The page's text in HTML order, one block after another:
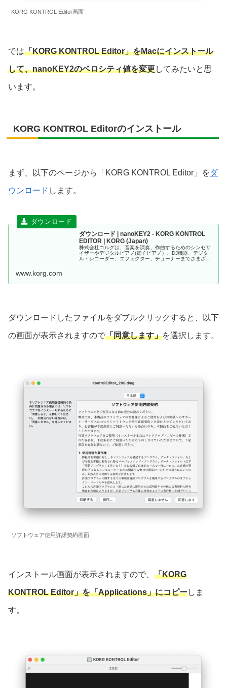
KORG KONTROL Editor画面
では「KORG KONTROL Editor」をMacにインストール
して、nanoKEY2のベロシティ値を変更してみたいと思
います。
KORG KONTROL Editorのインストール
まず、以下のページから「KORG KONTROL Editor」をダ
ウンロード します。
ダウンロード | nanoKEY2 - KORG KONTROL
EDITOR | KORG (Japan)
株式会社コルグは、音楽を演奏、作曲するためのシンセサ
イザーやデジタルピアノ(電子ピアノ）、DJ機器、デジタ
ル・レコーダー、エフェクター、チューナーまでさまざま
www.korg.com
ダウンロードしたファイルをダブルクリックすると、以下
の画面が表示されますので「同意します」を選択します。
ソフトウェア使用許諾契約画面
インストール画面が表示されますので、 「KORG
KONTROL Editor」を「Applications」にコピーしま
す。